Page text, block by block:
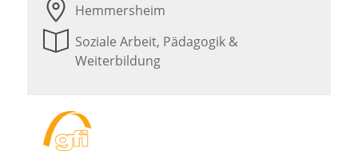
Hemmersheim
Soziale Arbeit, Pädagogik &
Weiterbildung